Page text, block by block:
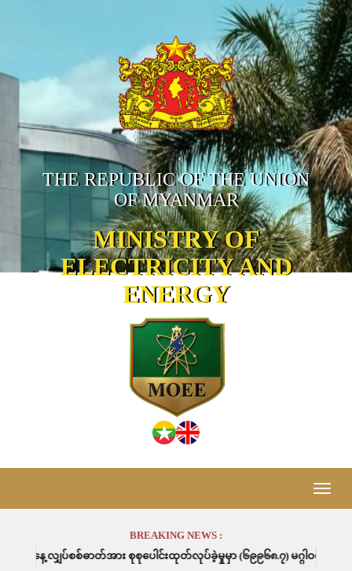
THE REPUBLIC OF THE UNION
OF MYANMAR
MINISTRY OF
ELECTRICITY AND
ENERGY
Toggle
BREAKING NEWS :
တ်အား စုစုပေါင်းထုတ်လုပ်ခဲ့မှုမှာ (၆၉၉၆၈.၇) မဂ္ဂါဝပ်နာရီဖြစ်ပါသည်။